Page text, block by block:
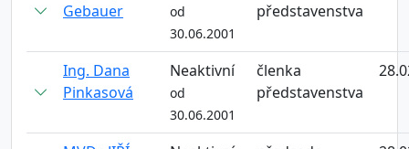
Gebauer
od
30.06.2001
představenstva
Ing. Dana
Pinkasová
Neaktivní
od
30.06.2001
členka
představenstva